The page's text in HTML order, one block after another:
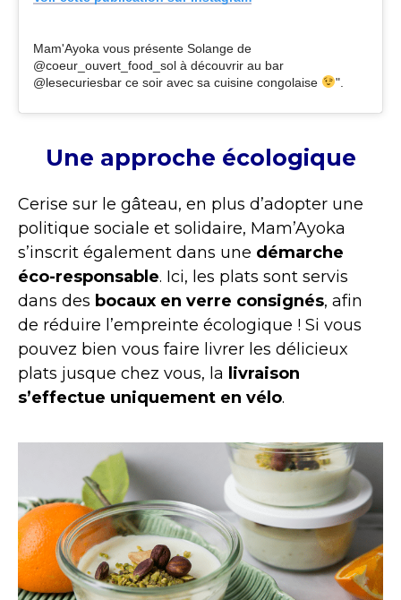
Mam'Ayoka vous présente Solange de
@coeur_ouvert_food_sol à découvrir au bar
@lesecuriesbar ce soir avec sa cuisine congolaise
".
Une approche écologique
Cerise sur le gâteau, en plus d’adopter une
politique sociale et solidaire, Mam’Ayoka
s’inscrit également dans une démarche
éco-responsable. Ici, les plats sont servis
dans des bocaux en verre consignés, afin
de réduire l’empreinte écologique ! Si vous
pouvez bien vous faire livrer les délicieux
plats jusque chez vous, la livraison
s’effectue uniquement en vélo.